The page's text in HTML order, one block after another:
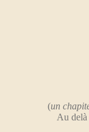
(un
Au delà